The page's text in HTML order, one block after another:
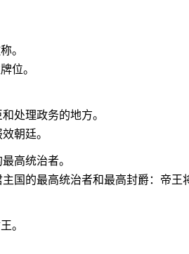
。
位。
处理政务的地方。
朝廷。
高统治者。
国的最高统治者和最高封爵：帝王
。